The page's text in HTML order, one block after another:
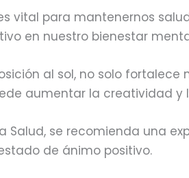
vital para mantenernos
en nuestro bienestar
al sol, no solo fortalece
aumentar la creatividad y
Salud, se recomienda una
de ánimo positivo.